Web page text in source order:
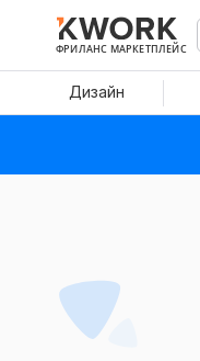
ФРИЛАНС МАРКЕТПЛЕЙС
Дизайн